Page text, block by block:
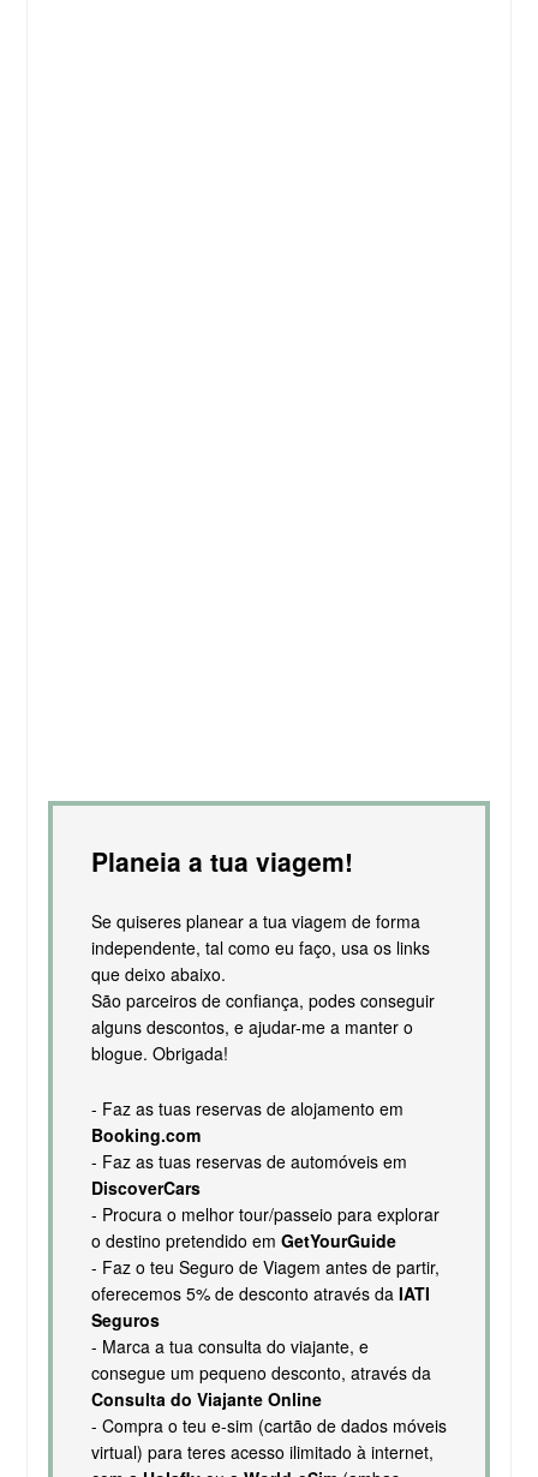
Planeia a tua viagem!
Se quiseres planear a tua viagem de forma
independente, tal como eu faço, usa os links
que deixo abaixo.
São parceiros de confiança, podes conseguir
alguns descontos, e ajudar-me a manter o
blogue. Obrigada!
- Faz as tuas reservas de alojamento em
Booking.com
- Faz as tuas reservas de automóveis em
DiscoverCars
- Procura o melhor tour/passeio para explorar
o destino pretendido em GetYourGuide
- Faz o teu Seguro de Viagem antes de partir,
oferecemos 5% de desconto através da IATI
Seguros
- Marca a tua consulta do viajante, e
consegue um pequeno desconto, através da
Consulta do Viajante Online
- Compra o teu e-sim (cartão de dados móveis
virtual) para teres acesso ilimitado à internet,